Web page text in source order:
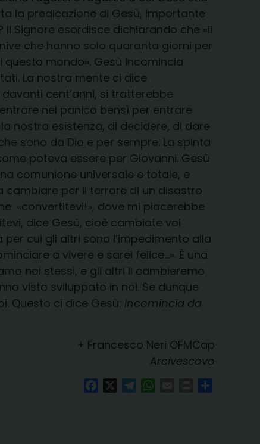
la predicazione di Gesù, importante
Signore esordisce dichiarando che «il
che hanno solo quaranta giorni per
mondo». Gesù incomincia
La nostra mente ci dice
cent’anni, si tratterebbe
nel panico bensì per entrare
nostra esistenza, di decidere, di dare
sono da Dio e per sempre. La spinta
poteva essere per Giovanni. Gesù
comunione universale e totale, e
cambiare per il terrore di un disastro
«convertitevi!», dove mi piacerebbe
dice Gesù, cioè cambiate voi
cui gli altri sono l’impedimento alla
a vivere e sarei felice…». È una
noi stessi, e gli altri Il cambieremo
visto sviluppato in noi. Se dunque
Questo ci dice Gesù: incomincia da
+ Francesco Neri OFMCap
Arcivescovo
FacebookTelegramWhatsAppPrint